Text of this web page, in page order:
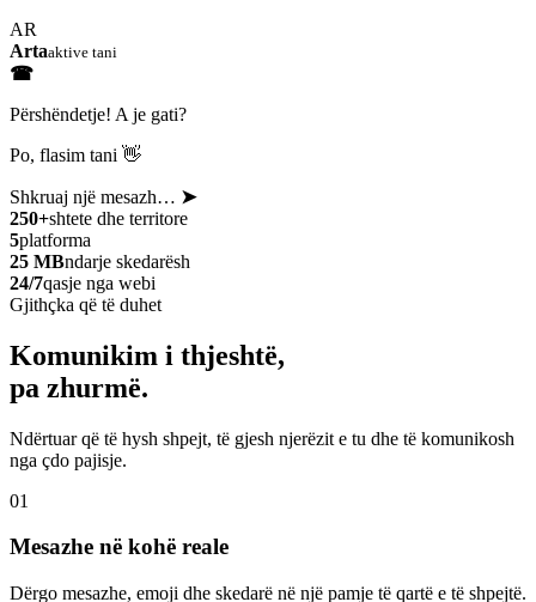
AR
Artaaktive tani
☎
Përshëndetje! A je gati?
Po, flasim tani 👋
Shkruaj një mesazh… ➤
250+shtete dhe territore
5platforma
25 MBndarje skedarësh
24/7qasje nga webi
Gjithçka që të duhet
Komunikim i thjeshtë,
pa zhurmë.
Ndërtuar që të hysh shpejt, të gjesh njerëzit e tu dhe të komunikosh
nga çdo pajisje.
01
Mesazhe në kohë reale
Dërgo mesazhe, emoji dhe skedarë në një pamje të qartë e të shpejtë.